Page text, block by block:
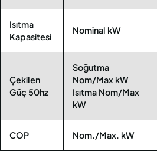
Isıtma
Kapasitesi
Nominal kW
Çekilen
Güç 50hz
Soğutma
Nom/Max kW
Isıtma Nom/Max
kW
COP Nom./Max. kW